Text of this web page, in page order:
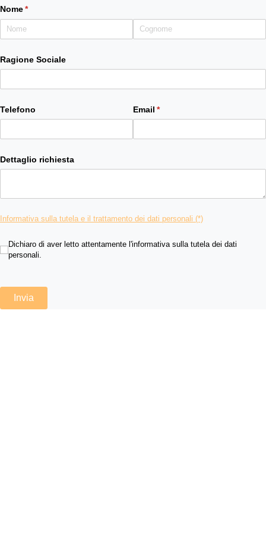
Nome*
(richiesto)
Ragione Sociale
Telefono Email *
(richiesto)
Dettaglio richiesta
Informativa sulla tutela e il trattamento dei dati personali (*)
Dichiaro di aver letto attentamente l'informativa sulla tutela dei
Dichiaro di aver letto attentamente l'informativa sulla tutela dei dati
personali.
Invia